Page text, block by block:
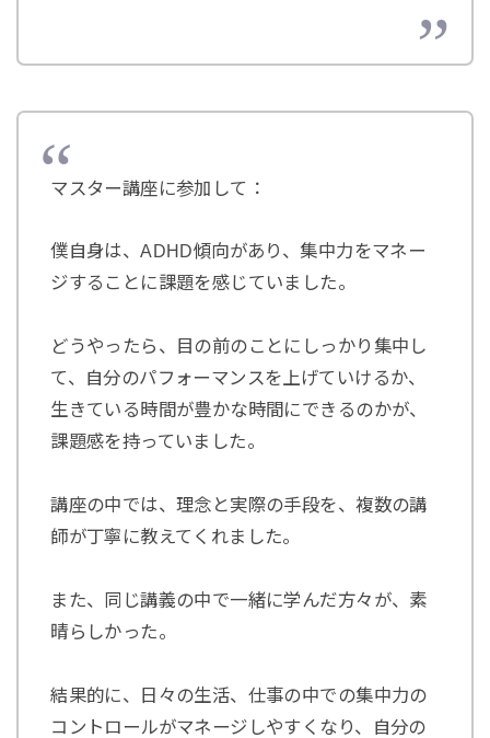
マスター講座に参加して：
僕自身は、ADHD傾向があり、集中力をマネー
ジすることに課題を感じていました。
どうやったら、目の前のことにしっかり集中し
て、自分のパフォーマンスを上げていけるか、
生きている時間が豊かな時間にできるのかが、
課題感を持っていました。
講座の中では、理念と実際の手段を、複数の講
師が丁寧に教えてくれました。
また、同じ講義の中で一緒に学んだ方々が、素
晴らしかった。
結果的に、日々の生活、仕事の中での集中力の
コントロールがマネージしやすくなり、自分の